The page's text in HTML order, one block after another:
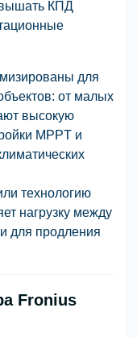
КПД
для
от малых
высокую
MPPT и
технологию
нагрузку между
для продления
Fronius